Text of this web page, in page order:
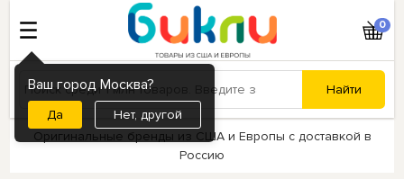
Ваш город Москва?
Нет, другой
0
Оригинальные бренды из США и Европы с доставкой в
Россию